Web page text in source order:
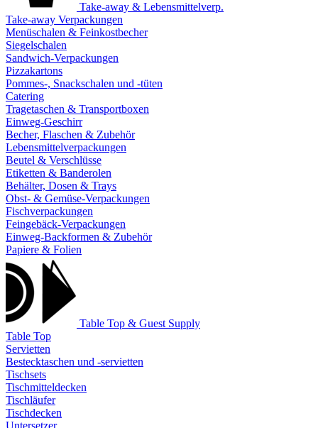
Take-away & Lebensmittelverp.
Take-away Verpackungen
Menüschalen & Feinkostbecher
Siegelschalen
Sandwich-Verpackungen
Pizzakartons
Pommes-, Snackschalen und -tüten
Catering
Tragetaschen & Transportboxen
Einweg-Geschirr
Becher, Flaschen & Zubehör
Lebensmittelverpackungen
Beutel & Verschlüsse
Etiketten & Banderolen
Behälter, Dosen & Trays
Obst- & Gemüse-Verpackungen
Fischverpackungen
Feingebäck-Verpackungen
Einweg-Backformen & Zubehör
Papiere & Folien
Table Top & Guest Supply
Table Top
Servietten
Bestecktaschen und -servietten
Tischsets
Tischmitteldecken
Tischläufer
Tischdecken